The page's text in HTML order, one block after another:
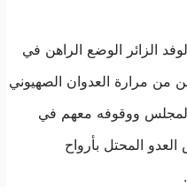
الزائر الوضع الراهن في
من مرارة العدوان الصهيوني
ووقوفه معهم في
المحتل بأرواح